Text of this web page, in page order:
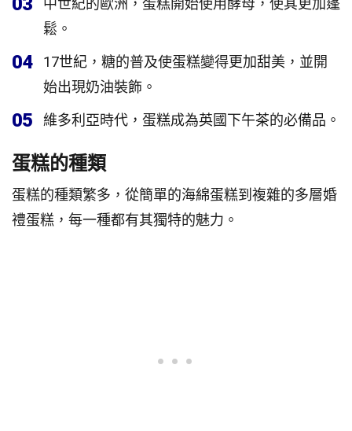
中世紀的歐洲，蛋糕開始使用酵母，使其更加蓬
鬆。
04
17世紀，糖的普及使蛋糕變得更加甜美，並開
始出現奶油裝飾。
05 維多利亞時代，蛋糕成為英國下午茶的必備品。
蛋糕的種類
蛋糕的種類繁多，從簡單的海綿蛋糕到複雜的多層婚
禮蛋糕，每一種都有其獨特的魅力。